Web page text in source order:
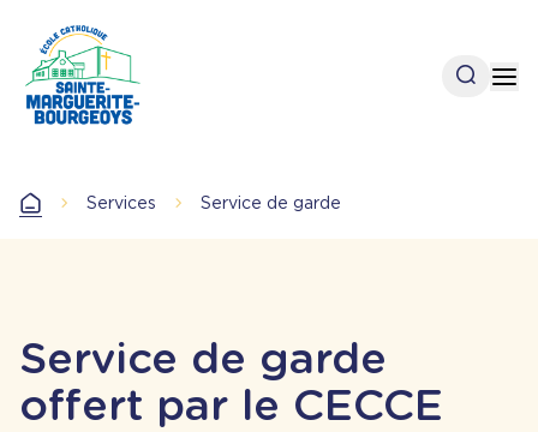
contenu
principal
Open
AccueilServices Service de garde
Service de garde
offert par le CECCE